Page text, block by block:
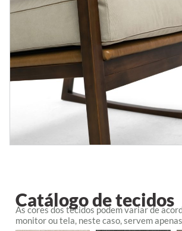
Catálogo de tecidos
As cores dos tecidos podem variar de
monitor ou tela, neste caso, servem